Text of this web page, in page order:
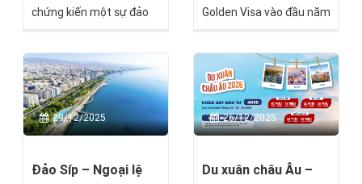
chứng kiến một sự đảo
lịch sử kinh tế châu Âu.
Quốc gia từng bên bờ
vực phá sản nay trở
thành điểm đến mới của
dòng vốn quốc tế, thu
toàn cầu chỉ riêng trong
Golden Visa vào đầu năm
khắc phục các bất cập
tồn tại trong thời hạn
hiệu lực thẻ cư trú, đồng
thời đơn giản hóa quy
trình gia hạn và đoàn tụ
quyết lượng lớn hồ sơ
29/12/2025
Đảo Síp – Ngoại lệ
26/12/2025
Du xuân châu Âu –